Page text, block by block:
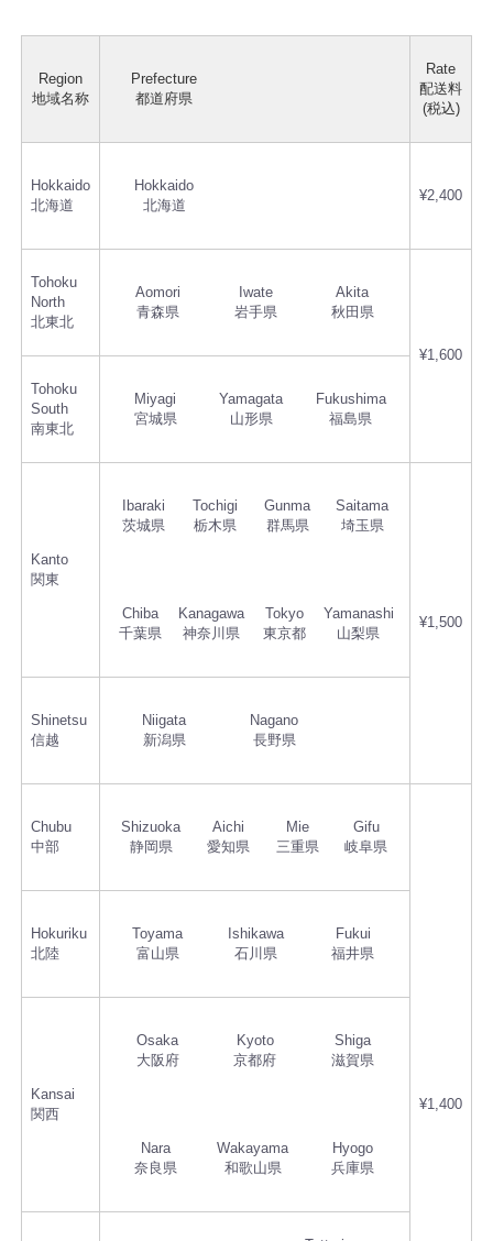
Region
地域名称
Prefecture
都道府県
Rate
配送料
(税込)
Hokkaido
北海道
Hokkaido
北海道
¥2,400
Tohoku
North
北東北
Aomori
青森県
Iwate
岩手県
Akita
秋田県
¥1,600
Tohoku
South
南東北
Miyagi
宮城県
Yamagata
山形県
Fukushima
福島県
Kanto
関東
Ibaraki
茨城県
Tochigi
栃木県
Gunma
群馬県
Saitama
埼玉県
Chiba
千葉県
Kanagawa
神奈川県
Tokyo
東京都
Yamanashi
山梨県
¥1,500
Shinetsu
信越
Niigata
新潟県
Nagano
長野県
Chubu
中部
Shizuoka
静岡県
Aichi
愛知県
Mie
三重県
Gifu
岐阜県
¥1,400
Hokuriku
北陸
Toyama
富山県
Ishikawa
石川県
Fukui
福井県
Kansai
関西
Osaka
大阪府
Kyoto
京都府
Shiga
滋賀県
Nara
奈良県
Wakayama
和歌山県
Hyogo
兵庫県